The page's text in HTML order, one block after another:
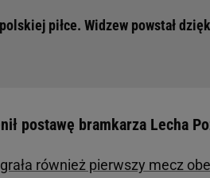
piłce. Widzew powstał
postawę bramkarza Lecha
również pierwszy mecz